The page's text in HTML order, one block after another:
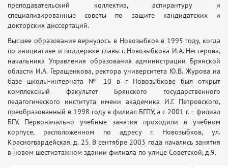
преподавательский коллектив, аспирантуру и
специализированные советы по защите кандидатских и
докторских диссертаций.
Высшее образование вернулось в Новозыбков в 1995 году, когда
по инициативе и поддержке главы г. Новозыбкова И.А. Нестерова,
начальника Управления образования администрации Брянской
области И.А. Геращенкова, ректора университета Ю.В. Журова на
базе школы-интерната № 10 в г. Новозыбкове был открыт
комплексный факультет Брянского государственного
педагогического института имени академика И.Г. Петровского,
преобразованный в 1998 году в филиал БГПУ, а с 2001 г. – филиал
БГУ. Первоначально учебные занятия проходили в учебном
корпусе, расположенном по адресу г. Новозыбков, ул.
Красногвардейская, д. 25. В сентябре 2003 года начались занятия
в новом шестиэтажном здании филиала по улице Советской, д.9.